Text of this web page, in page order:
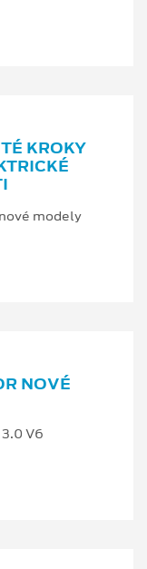
KROKY
modely
NOVÉ
V6